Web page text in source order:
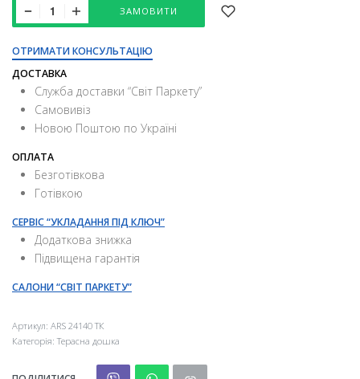
ЗАМОВИТИ
ОТРИМАТИ КОНСУЛЬТАЦІЮ
ДОСТАВКА
Служба доставки “Свiт Паркету”
Самовивіз
Новою Поштою по Україні
ОПЛАТА
Безготівкова
Готівкою
СЕРВІС “УКЛАДАННЯ ПІД КЛЮЧ”
Додаткова знижка
Підвищена гарантія
САЛОНИ “СВІТ ПАРКЕТУ”
Артикул: ARS 24140 ТК
Категорія:Терасна дошка